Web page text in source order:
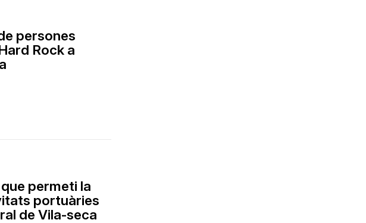
persones
Rock a
permeti la
portuàries
de Vila-seca